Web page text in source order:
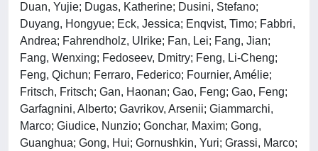
Duan, Yujie; Dugas, Katherine; Dusini, Stefano;
Duyang, Hongyue; Eck, Jessica; Enqvist, Timo; Fabbri,
Andrea; Fahrendholz, Ulrike; Fan, Lei; Fang, Jian;
Fang, Wenxing; Fedoseev, Dmitry; Feng, Li-Cheng;
Feng, Qichun; Ferraro, Federico; Fournier, Amélie;
Fritsch, Fritsch; Gan, Haonan; Gao, Feng; Gao, Feng;
Garfagnini, Alberto; Gavrikov, Arsenii; Giammarchi,
Marco; Giudice, Nunzio; Gonchar, Maxim; Gong,
Guanghua; Gong, Hui; Gornushkin, Yuri; Grassi, Marco;